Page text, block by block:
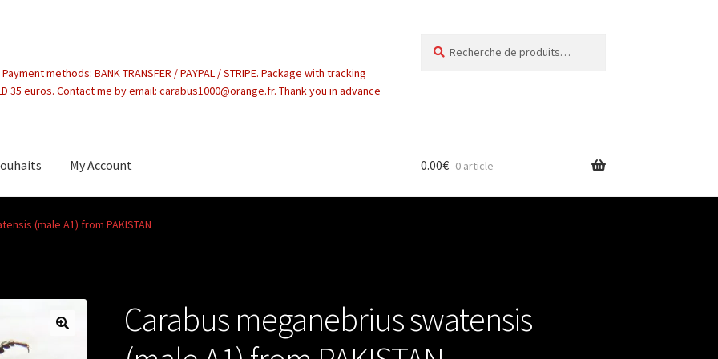
methods: BANK TRANSFER / PAYPAL / STRIPE. Package with tracking
35 euros. Contact me by email: carabus1000@orange.fr. Thank you in advance
pour :
My Account 0.00€ 0 article
(male A1) from PAKISTAN
Carabus meganebrius swatensis